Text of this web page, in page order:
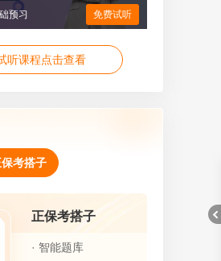
预习 免费试听
听课程点击查看
考搭子
正保考搭子
· 智能题库